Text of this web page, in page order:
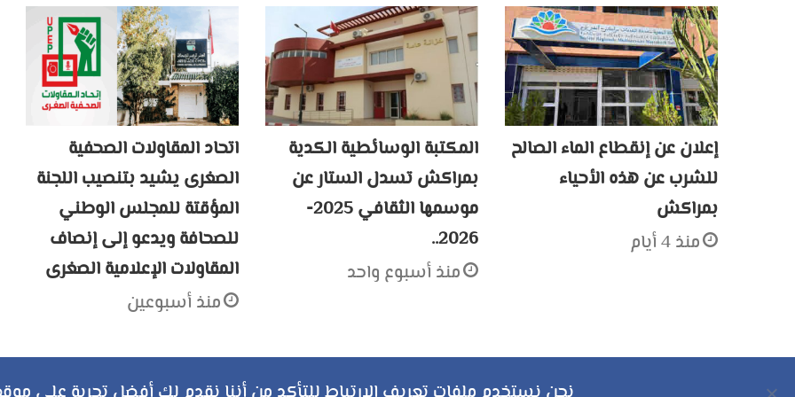
إعلان عن إنقطاع الماء الصالح
للشرب عن هذه الأحياء
بمراكش
منذ 4 أيام
المكتبة الوسائطية الكدية
بمراكش تسدل الستار عن
موسمها الثقافي 2025-
2026..
منذ أسبوع واحد
اتحاد المقاولات الصحفية
الصغرى يشيد بتنصيب اللجنة
المؤقتة للمجلس الوطني
للصحافة ويدعو إلى إنصاف
المقاولات الإعلامية الصغرى
منذ أسبوعين
ملخصفيسبوك
تويتريوتيوب
انستقرام
‏Google